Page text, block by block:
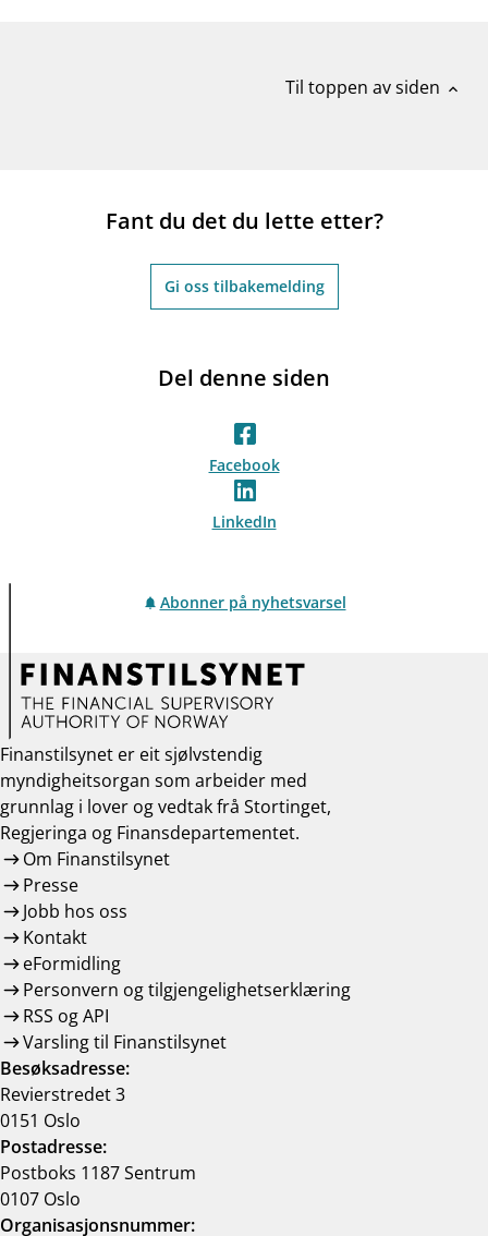
Til toppen av siden expand_less
Fant du det du lette etter?
Gi oss tilbakemelding
Del denne siden
Facebook
LinkedIn
Abonner på nyhetsvarsel
Finanstilsynet er eit sjølvstendig
myndigheitsorgan som arbeider med
grunnlag i lover og vedtak frå Stortinget,
Regjeringa og Finansdepartementet.
Om Finanstilsynet
Presse
Jobb hos oss
Kontakt
eFormidling
Personvern og tilgjengelighetserklæring
RSS og API
Varsling til Finanstilsynet
Besøksadresse:
Revierstredet 3
0151 Oslo
Postadresse:
Postboks 1187 Sentrum
0107 Oslo
Organisasjonsnummer: